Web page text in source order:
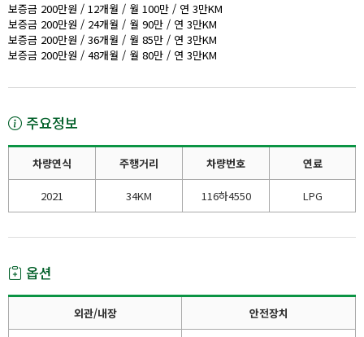
보증금 200만원 / 12개월 / 월 100만 / 연 3만KM
보증금 200만원 / 24개월 / 월 90만 / 연 3만KM
보증금 200만원 / 36개월 / 월 85만 / 연 3만KM
보증금 200만원 / 48개월 / 월 80만 / 연 3만KM
주요정보
차량연식 주행거리 차량번호 연료
2021 34KM 116하4550 LPG
옵션
외관/내장 안전장치